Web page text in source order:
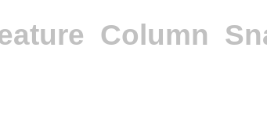
Column